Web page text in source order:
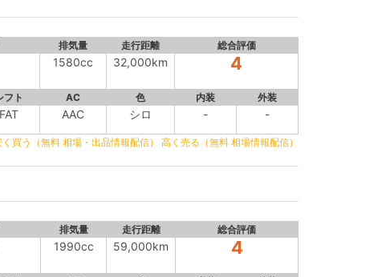
排気量 走行距離 総合評価
1580cc 32,000km 4
フト AC 色 内装 外装
FAT AAC シロ - -
く買う（無料 相場・出品情報配信） 高く売る（無料 相場情報配信）
排気量 走行距離 総合評価
1990cc 59,000km 4